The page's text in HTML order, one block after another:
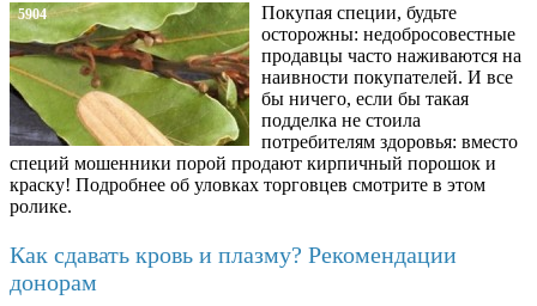
5904
Покупая специи, будьте
осторожны: недобросовестные
продавцы часто наживаются на
наивности покупателей. И все
бы ничего, если бы такая
подделка не стоила
потребителям здоровья: вместо
специй мошенники порой продают кирпичный порошок и
краску! Подробнее об уловках торговцев смотрите в этом
ролике.
Как сдавать кровь и плазму? Рекомендации
донорам